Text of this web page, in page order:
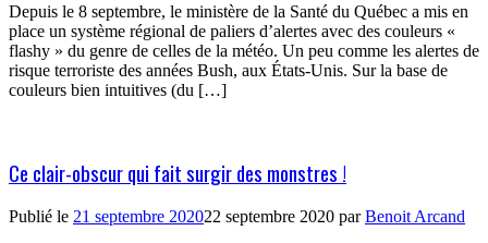
Depuis le 8 septembre, le ministère de la Santé du Québec a mis en
place un système régional de paliers d’alertes avec des couleurs «
flashy » du genre de celles de la météo. Un peu comme les alertes de
risque terroriste des années Bush, aux États-Unis. Sur la base de
couleurs bien intuitives (du […]
Ce clair-obscur qui fait surgir des monstres !
Publié le 21 septembre 202022 septembre 2020 parBenoit Arcand